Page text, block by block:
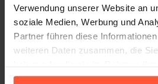
Verwendung unserer Website an
soziale Medien, Werbung und
Partner führen diese
weiteren Daten zusammen, die
gesammelt haben.
Wenn du deine Logistik
in